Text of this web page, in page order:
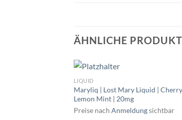
ÄHNLICHE
LIQUID
Maryliq | Lost Mary Liquid | Cherry
Lemon Mint | 20mg
Preise nach Anmeldungsichtbar